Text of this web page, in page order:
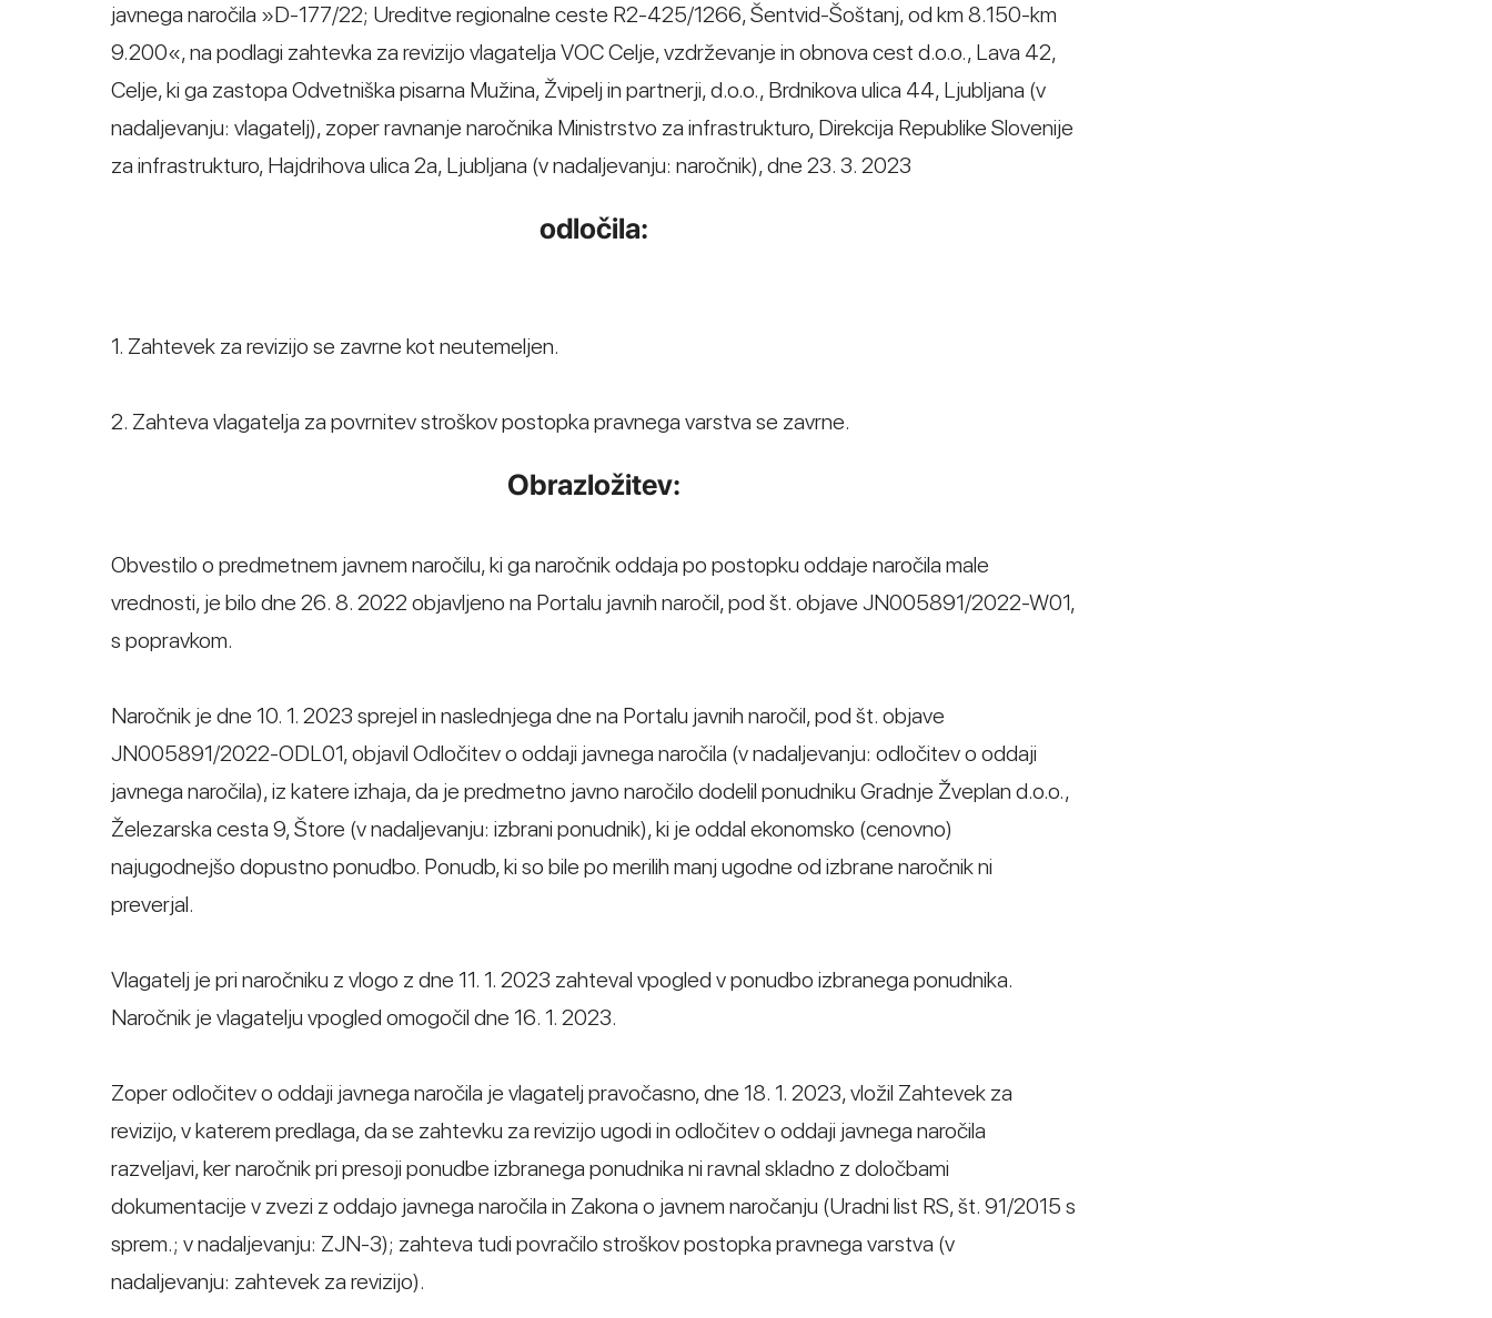
javnega naročila »D-177/22; Ureditve regionalne ceste R2-425/1266, Šentvid-Šoštanj, od km 8.150-km
9.200«, na podlagi zahtevka za revizijo vlagatelja VOC Celje, vzdrževanje in obnova cest d.o.o., Lava 42,
Celje, ki ga zastopa Odvetniška pisarna Mužina, Žvipelj in partnerji, d.o.o., Brdnikova ulica 44, Ljubljana (v
nadaljevanju: vlagatelj), zoper ravnanje naročnika Ministrstvo za infrastrukturo, Direkcija Republike Slovenije
za infrastrukturo, Hajdrihova ulica 2a, Ljubljana (v nadaljevanju: naročnik), dne 23. 3. 2023
odločila:
1. Zahtevek za revizijo se zavrne kot neutemeljen.
2. Zahteva vlagatelja za povrnitev stroškov postopka pravnega varstva se zavrne.
Obrazložitev:
Obvestilo o predmetnem javnem naročilu, ki ga naročnik oddaja po postopku oddaje naročila male
vrednosti, je bilo dne 26. 8. 2022 objavljeno na Portalu javnih naročil, pod št. objave JN005891/2022-W01,
s popravkom.
Naročnik je dne 10. 1. 2023 sprejel in naslednjega dne na Portalu javnih naročil, pod št. objave
JN005891/2022-ODL01, objavil Odločitev o oddaji javnega naročila (v nadaljevanju: odločitev o oddaji
javnega naročila), iz katere izhaja, da je predmetno javno naročilo dodelil ponudniku Gradnje Žveplan d.o.o.,
Železarska cesta 9, Štore (v nadaljevanju: izbrani ponudnik), ki je oddal ekonomsko (cenovno)
najugodnejšo dopustno ponudbo. Ponudb, ki so bile po merilih manj ugodne od izbrane naročnik ni
preverjal.
Vlagatelj je pri naročniku z vlogo z dne 11. 1. 2023 zahteval vpogled v ponudbo izbranega ponudnika.
Naročnik je vlagatelju vpogled omogočil dne 16. 1. 2023.
Zoper odločitev o oddaji javnega naročila je vlagatelj pravočasno, dne 18. 1. 2023, vložil Zahtevek za
revizijo, v katerem predlaga, da se zahtevku za revizijo ugodi in odločitev o oddaji javnega naročila
razveljavi, ker naročnik pri presoji ponudbe izbranega ponudnika ni ravnal skladno z določbami
dokumentacije v zvezi z oddajo javnega naročila in Zakona o javnem naročanju (Uradni list RS, št. 91/2015 s
sprem.; v nadaljevanju: ZJN-3); zahteva tudi povračilo stroškov postopka pravnega varstva (v
nadaljevanju: zahtevek za revizijo).